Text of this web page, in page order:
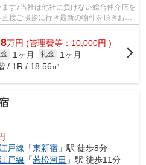
す♪当社は他社に負けない総合仲介店を
接ご挨拶に行き最新の物件を頂きお客
...
万円 (管理費等：10,000円 )
1ヶ月 礼金
1ヶ月
/ 1R / 18.56㎡
戸線 「東新宿 」駅 徒歩8分
戸線 「若松河田 」駅 徒歩11分